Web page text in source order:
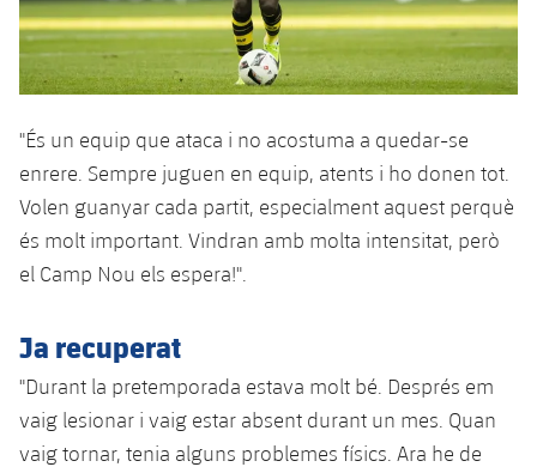
Calendari
Resultats
Classificació
Fotos
Voleibol masculí
Voleibol femení
Apunta't a les amateurs
Carnet de l'Esportista Amateur
PLUSICON
MÉS
League of Legends
VALORANT Rising
VALORANT Game Changers
eFootball
"És un equip que ataca i no acostuma a quedar-se
enrere. Sempre juguen en equip, atents i ho donen tot.
Volen guanyar cada partit, especialment aquest perquè
és molt important. Vindran amb molta intensitat, però
el Camp Nou els espera!".
Ja recuperat
"Durant la pretemporada estava molt bé. Després em
vaig lesionar i vaig estar absent durant un mes. Quan
vaig tornar, tenia alguns problemes físics. Ara he de